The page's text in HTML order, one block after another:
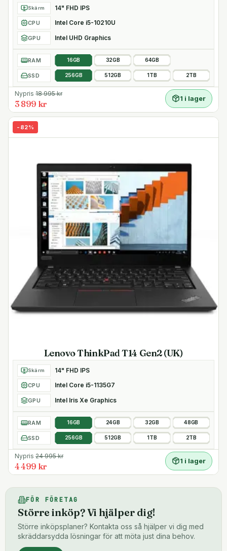
Skärm 14" FHD IPS
CPU Intel Core i5-10210U
GPU Intel UHD Graphics
RAM 16GB 32GB 64GB
SSD 256GB 512GB 1TB 2TB
Nypris 18 995kr
3 899 kr
1 i lager
- 82%
Lenovo ThinkPad T14 Gen2 (UK)
Skärm 14" FHD IPS
CPU Intel Core i5-1135G7
GPU Intel Iris Xe Graphics
RAM 16GB 24GB 32GB 48GB
SSD 256GB 512GB 1TB 2TB
Nypris 24 995kr
4 499 kr
1 i lager
FÖR FÖRETAG
Större inköp? Vi hjälper dig!
Större inköpsplaner? Kontakta oss så hjälper vi dig med
skräddarsydda lösningar för att möta just dina behov.